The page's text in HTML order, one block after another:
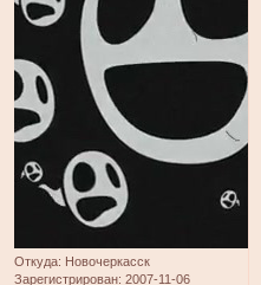
Откуда: Новочеркасск
Зарегистрирован: 2007-11-06